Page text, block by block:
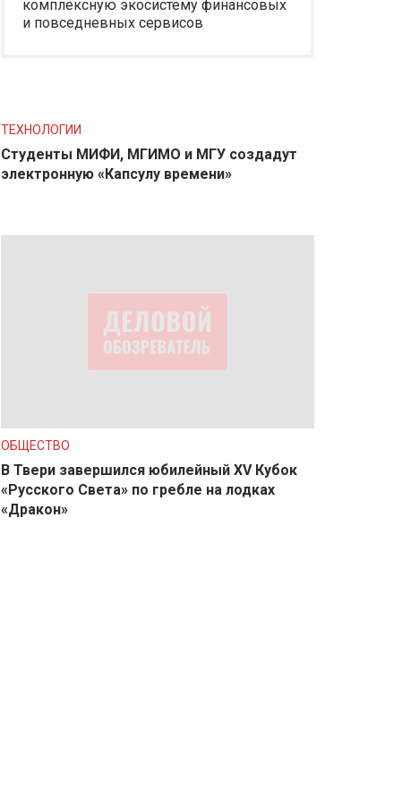
комплексную экосистему финансовых
и повседневных сервисов
ТЕХНОЛОГИИ
Студенты МИФИ, МГИМО и МГУ создадут
электронную «Капсулу времени»
ОБЩЕСТВО
В Твери завершился юбилейный XV Кубок
«Русского Света» по гребле на лодках
«Дракон»